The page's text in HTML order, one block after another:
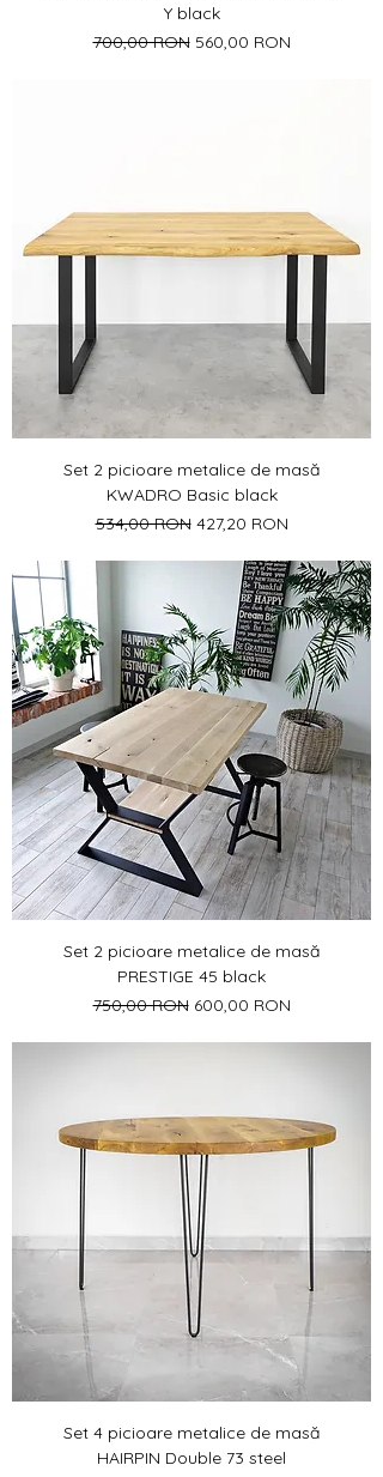
Y black
Preț normal
700,00 RON Preț redus
560,00 RON
Set 2 picioare metalice de masă
KWADRO Basic black
Preț normal
534,00 RON Preț redus
427,20 RON
Set 2 picioare metalice de masă
PRESTIGE 45 black
Preț normal
750,00 RON Preț redus
600,00 RON
Set 4 picioare metalice de masă
HAIRPIN Double 73 steel